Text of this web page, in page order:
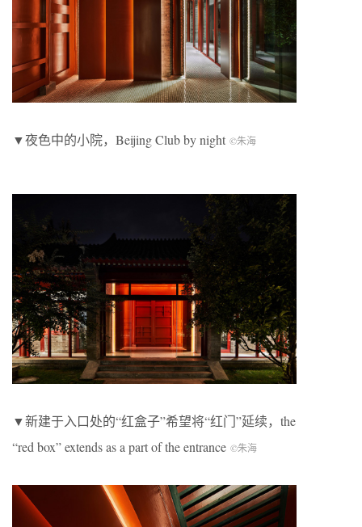
▼夜色中的小院，Beijing Club by night ©朱海
▼新建于入口处的“红盒子”希望将“红门”延续，the
“red box” extends as a part of the entrance ©朱海